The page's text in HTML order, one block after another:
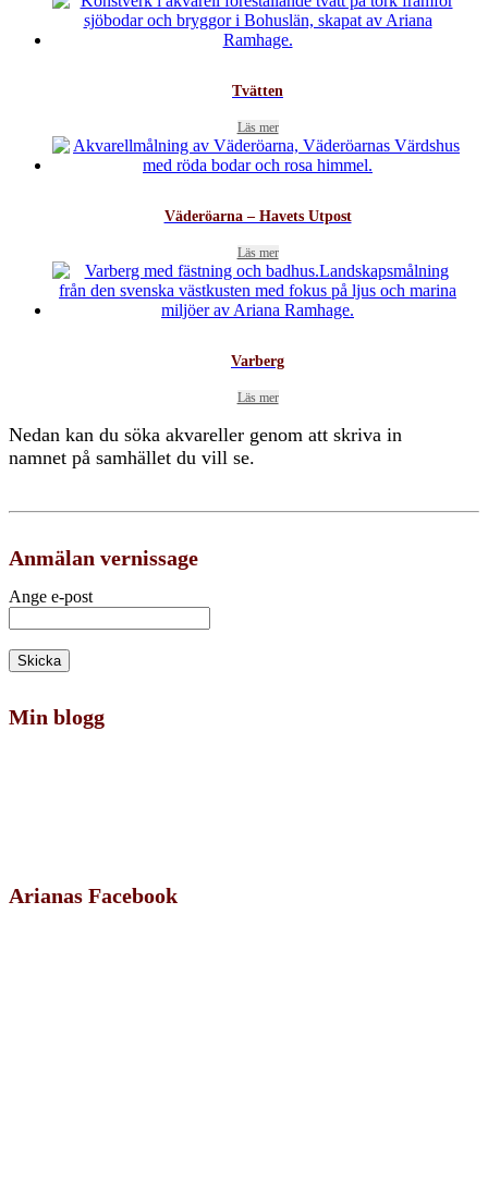
Tvätten
Läs mer
Väderöarna – Havets Utpost
Läs mer
Varberg
Läs mer
Nedan kan du söka akvareller genom att skriva in
namnet på samhället du vill se.
Anmälan vernissage
Ange e-post
Min blogg
Arianas Facebook